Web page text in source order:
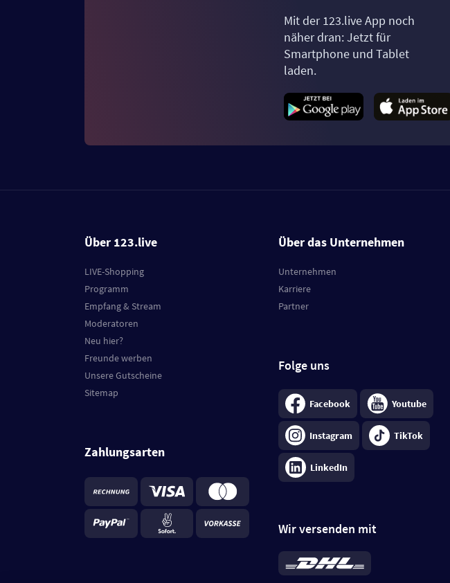
Mit der 123.live App noch
näher dran: Jetzt für
Smartphone und Tablet
laden.
Über 123.live
LIVE-Shopping
Programm
Empfang & Stream
Moderatoren
Neu hier?
Freunde werben
Unsere Gutscheine
Sitemap
Zahlungsarten
Über das Unternehmen
Unternehmen
Karriere
Partner
Folge uns
Facebook Youtube
Instagram TikTok
LinkedIn
Wir versenden mit